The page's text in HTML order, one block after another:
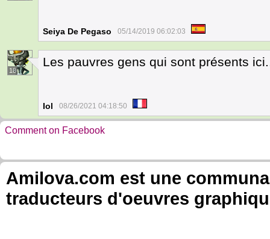
Seiya De Pegaso 05/14/2019 06:02:03
18
Les pauvres gens qui sont présents
Iol 08/26/2021 04:18:50
Comment on Facebook
Amilova.com est une
traducteurs d'oeuvres